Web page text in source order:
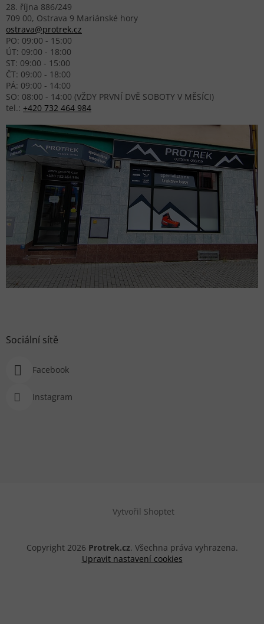
28. října 886/249
709 00, Ostrava 9 Mariánské hory
ostrava@protrek.cz
PO: 09:00 - 15:00
ÚT: 09:00 - 18:00
ST: 09:00 - 15:00
ČT: 09:00 - 18:00
PÁ: 09:00 - 14:00
SO: 08:00 - 14:00 (VŽDY PRVNÍ DVĚ SOBOTY V MĚSÍCI)
tel.: +420 732 464 984
Sociální sítě
Facebook
Instagram
Vytvořil Shoptet
Copyright 2026 Protrek.cz. Všechna práva vyhrazena.
Upravit nastavení cookies